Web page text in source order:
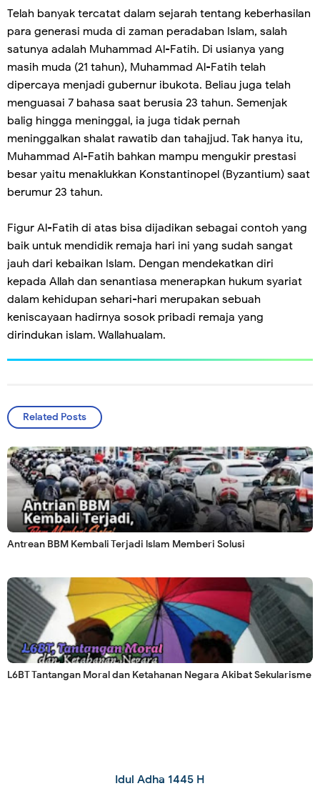
Telah banyak tercatat dalam sejarah tentang keberhasilan
para generasi muda di zaman peradaban Islam, salah
satunya adalah Muhammad Al-Fatih. Di usianya yang
masih muda (21 tahun), Muhammad Al-Fatih telah
dipercaya menjadi gubernur ibukota. Beliau juga telah
menguasai 7 bahasa saat berusia 23 tahun. Semenjak
balig hingga meninggal, ia juga tidak pernah
meninggalkan shalat rawatib dan tahajjud. Tak hanya itu,
Muhammad Al-Fatih bahkan mampu mengukir prestasi
besar yaitu menaklukkan Konstantinopel (Byzantium) saat
berumur 23 tahun.
Figur Al-Fatih di atas bisa dijadikan sebagai contoh yang
baik untuk mendidik remaja hari ini yang sudah sangat
jauh dari kebaikan Islam. Dengan mendekatkan diri
kepada Allah dan senantiasa menerapkan hukum syariat
dalam kehidupan sehari-hari merupakan sebuah
keniscayaan hadirnya sosok pribadi remaja yang
dirindukan islam. Wallahualam.
Related Posts
Antrean BBM Kembali Terjadi lslam Memberi Solusi
L6BT Tantangan Moral dan Ketahanan Negara Akibat Sekularisme
Idul Adha 1445 H